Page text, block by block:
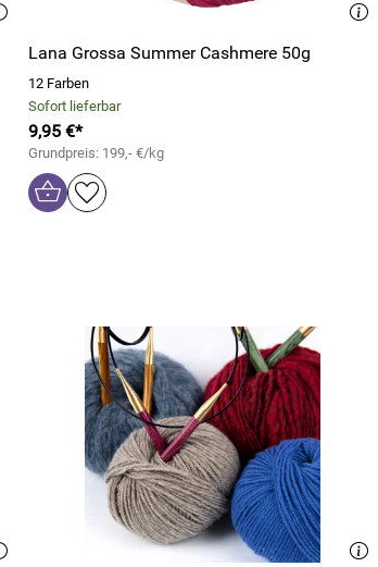
Lana Grossa Summer Cashmere 50g
12 Farben
Sofort lieferbar
9,95 €*
Grundpreis: 199,- €/kg